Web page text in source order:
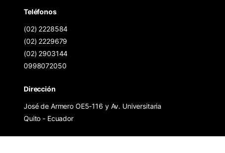
Teléfonos
(02) 2228584
(02) 2229679
(02) 2903144
0998072050
Dirección
José de Armero OE5-116 y Av. Universitaria
Quito - Ecuador